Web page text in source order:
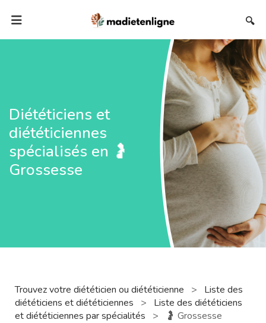
🔍
Diététiciens et
diététiciennes
spécialisés en 🤰
Grossesse
Trouvez votre diététicien ou diététicienne >
Liste des
diététiciens et diététiciennes
>
Liste des diététiciens
et diététiciennes par spécialités
>
🤰 Grossesse